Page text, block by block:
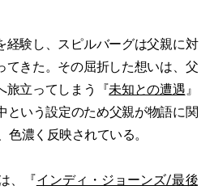
験し、スピルバーグは父親に対
てきた。その屈折した想いは、父
旅立ってしまう『未知との遭遇』
という設定のため父親が物語に関
色濃く反映されている。
、『インディ・ジョーンズ/最後